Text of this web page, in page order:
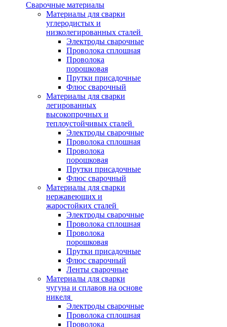
Сварочные материалы
Материалы для сварки
углеродистых и
низколегированных сталей
Электроды сварочные
Проволока сплошная
Проволока
порошковая
Прутки присадочные
Флюс сварочный
Материалы для сварки
легированных
высокопрочных и
теплоустойчивых сталей
Электроды сварочные
Проволока сплошная
Проволока
порошковая
Прутки присадочные
Флюс сварочный
Материалы для сварки
нержавеющих и
жаростойких сталей
Электроды сварочные
Проволока сплошная
Проволока
порошковая
Прутки присадочные
Флюс сварочный
Ленты сварочные
Материалы для сварки
чугуна и сплавов на основе
никеля
Электроды сварочные
Проволока сплошная
Проволока